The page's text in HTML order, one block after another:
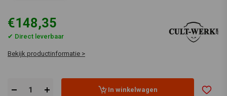
€148,35
✔ Direct leverbaar
Bekijk productinformatie >
In winkelwagen